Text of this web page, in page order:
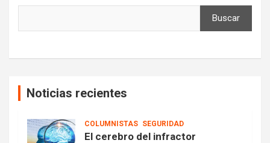
Buscar
Noticias recientes
COLUMNISTAS SEGURIDAD
El cerebro del infractor